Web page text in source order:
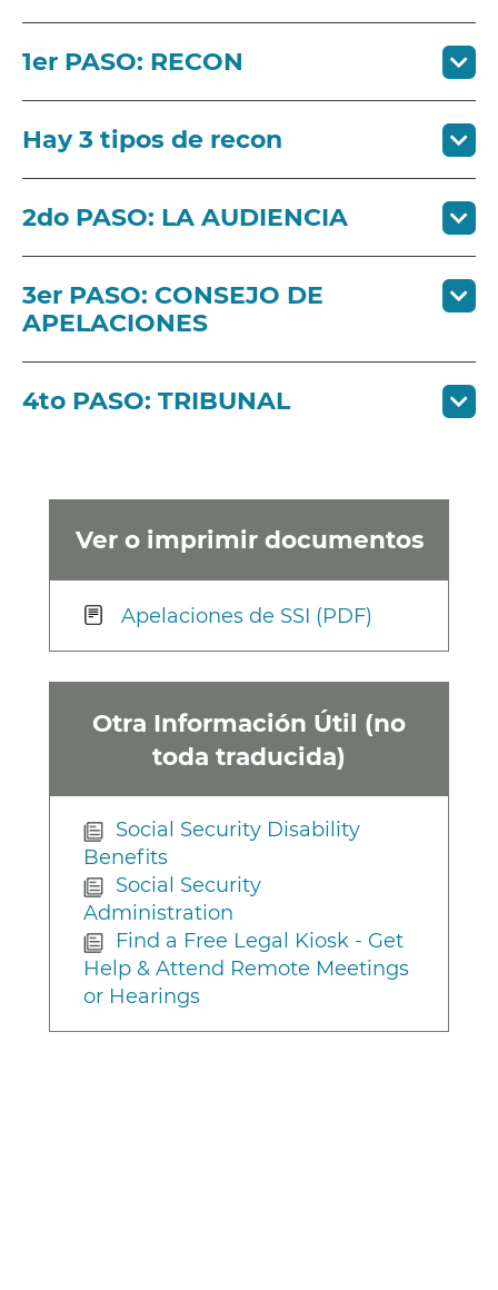
Ver o imprimir documentos
Apelaciones de SSI (PDF)
Otra Información Útil (no
toda traducida)
Social Security Disability
Benefits
Social Security
Administration
Find a Free Legal Kiosk - Get
Help & Attend Remote Meetings
or Hearings
1er PASO: RECON
Hay 3 tipos de recon
2do PASO: LA AUDIENCIA
3er PASO: CONSEJO DE
APELACIONES
4to PASO: TRIBUNAL